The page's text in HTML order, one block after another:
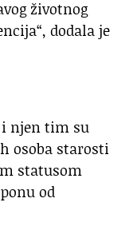
životnog
dodala je
i njen tim su
osoba starosti
statusom
od